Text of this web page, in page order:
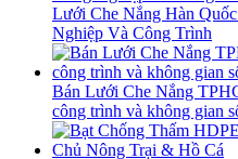
Lưới Che Nắng Hàn
Nghiệp Và Công Trình
Bán Lưới Che Nắng
công trình và không gian